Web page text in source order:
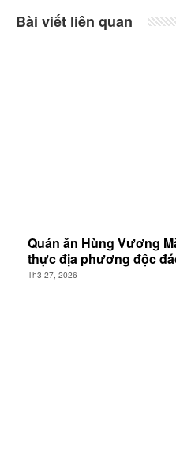
Bài viết liên quan
Quán ăn Hùng Vương
thực địa phương độc
Th3 27, 2026